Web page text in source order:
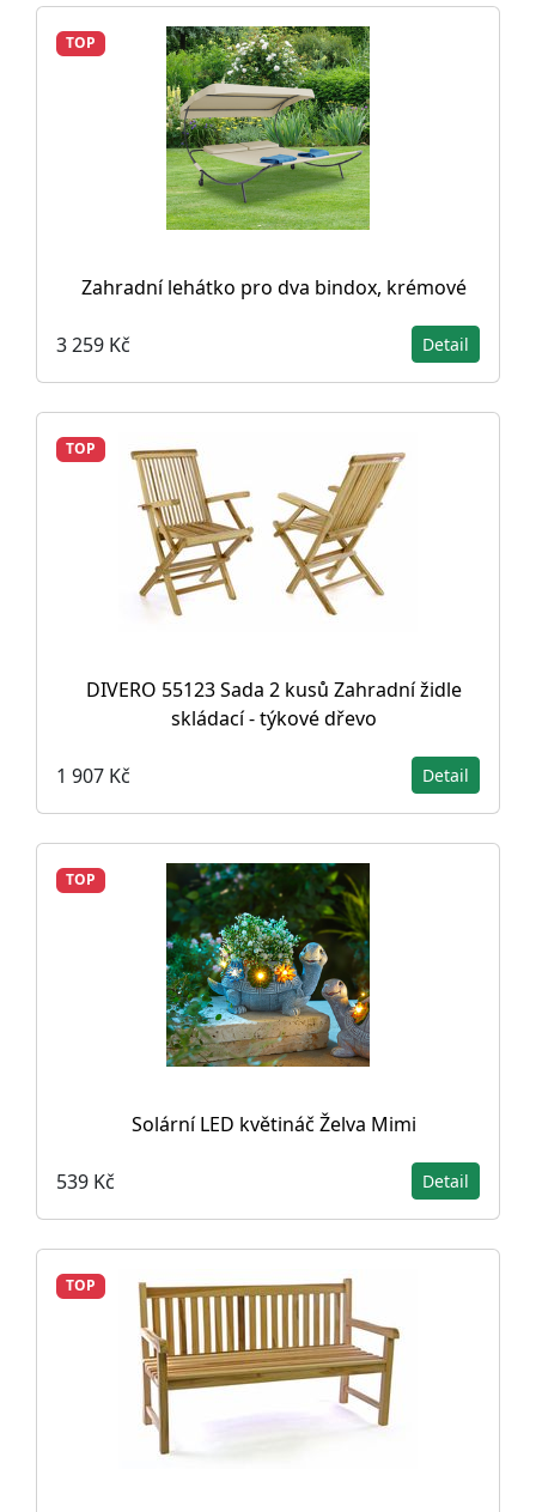
TOP
Zahradní lehátko pro dva bindox, krémové
3 259 Kč Detail
TOP
DIVERO 55123 Sada 2 kusů Zahradní židle
skládací - týkové dřevo
1 907 Kč Detail
TOP
Solární LED květináč Želva Mimi
539 Kč Detail
TOP